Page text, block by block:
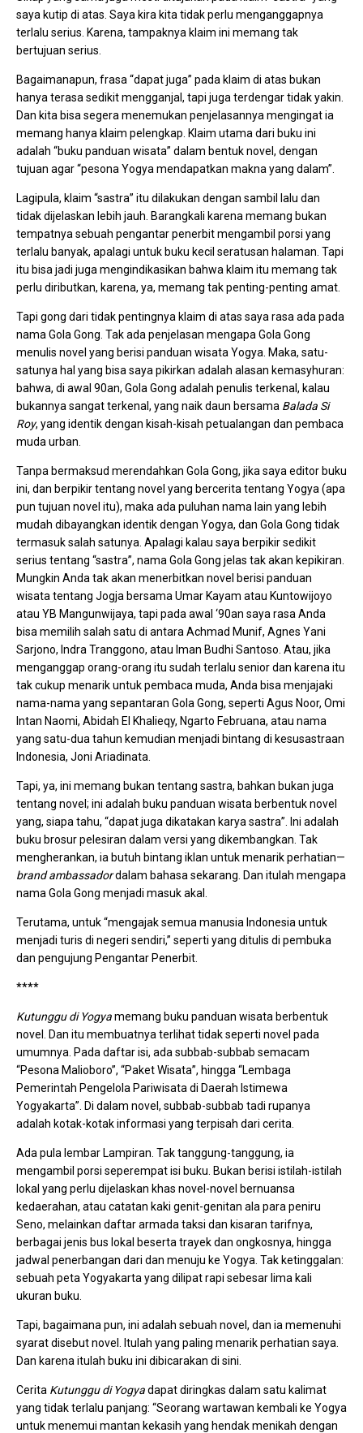
saya kutip di atas. Saya kira kita tidak perlu menganggapnya
terlalu serius. Karena, tampaknya klaim ini memang tak
bertujuan serius.
Bagaimanapun, frasa “dapat juga” pada klaim di atas bukan
hanya terasa sedikit mengganjal, tapi juga terdengar tidak yakin.
Dan kita bisa segera menemukan penjelasannya mengingat ia
memang hanya klaim pelengkap. Klaim utama dari buku ini
adalah “buku panduan wisata” dalam bentuk novel, dengan
tujuan agar “pesona Yogya mendapatkan makna yang dalam”.
Lagipula, klaim “sastra” itu dilakukan dengan sambil lalu dan
tidak dijelaskan lebih jauh. Barangkali karena memang bukan
tempatnya sebuah pengantar penerbit mengambil porsi yang
terlalu banyak, apalagi untuk buku kecil seratusan halaman. Tapi
itu bisa jadi juga mengindikasikan bahwa klaim itu memang tak
perlu diributkan, karena, ya, memang tak penting-penting amat.
Tapi gong dari tidak pentingnya klaim di atas saya rasa ada pada
nama Gola Gong. Tak ada penjelasan mengapa Gola Gong
menulis novel yang berisi panduan wisata Yogya. Maka, satu-
satunya hal yang bisa saya pikirkan adalah alasan kemasyhuran:
bahwa, di awal 90an, Gola Gong adalah penulis terkenal, kalau
bukannya sangat terkenal, yang naik daun bersama Balada Si
Roy, yang identik dengan kisah-kisah petualangan dan pembaca
muda urban.
Tanpa bermaksud merendahkan Gola Gong, jika saya editor buku
ini, dan berpikir tentang novel yang bercerita tentang Yogya (apa
pun tujuan novel itu), maka ada puluhan nama lain yang lebih
mudah dibayangkan identik dengan Yogya, dan Gola Gong tidak
termasuk salah satunya. Apalagi kalau saya berpikir sedikit
serius tentang “sastra”, nama Gola Gong jelas tak akan kepikiran.
Mungkin Anda tak akan menerbitkan novel berisi panduan
wisata tentang Jogja bersama Umar Kayam atau Kuntowijoyo
atau YB Mangunwijaya, tapi pada awal ‘90an saya rasa Anda
bisa memilih salah satu di antara Achmad Munif, Agnes Yani
Sarjono, Indra Tranggono, atau Iman Budhi Santoso. Atau, jika
menganggap orang-orang itu sudah terlalu senior dan karena itu
tak cukup menarik untuk pembaca muda, Anda bisa menjajaki
nama-nama yang sepantaran Gola Gong, seperti Agus Noor, Omi
Intan Naomi, Abidah El Khalieqy, Ngarto Februana, atau nama
yang satu-dua tahun kemudian menjadi bintang di kesusastraan
Indonesia, Joni Ariadinata.
Tapi, ya, ini memang bukan tentang sastra, bahkan bukan juga
tentang novel; ini adalah buku panduan wisata berbentuk novel
yang, siapa tahu, “dapat juga dikatakan karya sastra”. Ini adalah
buku brosur pelesiran dalam versi yang dikembangkan. Tak
mengherankan, ia butuh bintang iklan untuk menarik perhatian—
brand ambassadordalam bahasa sekarang. Dan itulah mengapa
nama Gola Gong menjadi masuk akal.
Terutama, untuk “mengajak semua manusia Indonesia untuk
menjadi turis di negeri sendiri,” seperti yang ditulis di pembuka
dan pengujung Pengantar Penerbit.
****
Kutunggu di Yogyamemang buku panduan wisata berbentuk
novel. Dan itu membuatnya terlihat tidak seperti novel pada
umumnya. Pada daftar isi, ada subbab-subbab semacam
“Pesona Malioboro”, “Paket Wisata”, hingga “Lembaga
Pemerintah Pengelola Pariwisata di Daerah Istimewa
Yogyakarta”. Di dalam novel, subbab-subbab tadi rupanya
adalah kotak-kotak informasi yang terpisah dari cerita.
Ada pula lembar Lampiran. Tak tanggung-tanggung, ia
mengambil porsi seperempat isi buku. Bukan berisi istilah-istilah
lokal yang perlu dijelaskan khas novel-novel bernuansa
kedaerahan, atau catatan kaki genit-genitan ala para peniru
Seno, melainkan daftar armada taksi dan kisaran tarifnya,
berbagai jenis bus lokal beserta trayek dan ongkosnya, hingga
jadwal penerbangan dari dan menuju ke Yogya. Tak ketinggalan:
sebuah peta Yogyakarta yang dilipat rapi sebesar lima kali
ukuran buku.
Tapi, bagaimana pun, ini adalah sebuah novel, dan ia memenuhi
syarat disebut novel. Itulah yang paling menarik perhatian saya.
Dan karena itulah buku ini dibicarakan di sini.
Cerita Kutunggu di Yogyadapat diringkas dalam satu kalimat
yang tidak terlalu panjang: “Seorang wartawan kembali ke Yogya
untuk menemui mantan kekasih yang hendak menikah dengan